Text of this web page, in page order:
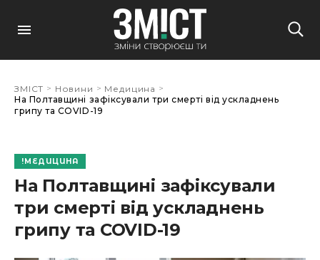
ЗМІСТ > Новини > Медицина >
На Полтавщині зафіксували три смерті від ускладнень
грипу та COVID-19
МЕДИЦИНА
На Полтавщині зафіксували
три смерті від ускладнень
грипу та COVID-19